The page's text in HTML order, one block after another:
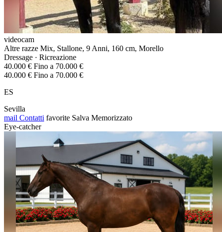
videocam
Altre razze Mix, Stallone, 9 Anni, 160 cm, Morello
Dressage · Ricreazione
40.000 € Fino a 70.000 €
40.000 € Fino a 70.000 €
ES
Sevilla
mail Contatti favorite Salva Memorizzato
Eye-catcher